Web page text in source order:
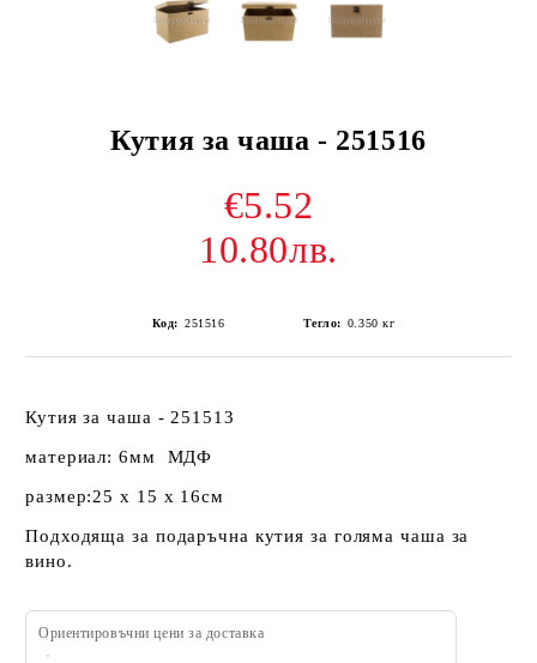
Кутия за чаша - 251516
€5.52
10.80лв.
Код: 251516 Тегло: 0.350 кг
Кутия за чаша - 251513
материал: 6мм МДФ
размер:25 х 15 х 16см
Подходяща за подаръчна кутия за голяма чаша за
вино.
Ориентировъчни цени за доставка